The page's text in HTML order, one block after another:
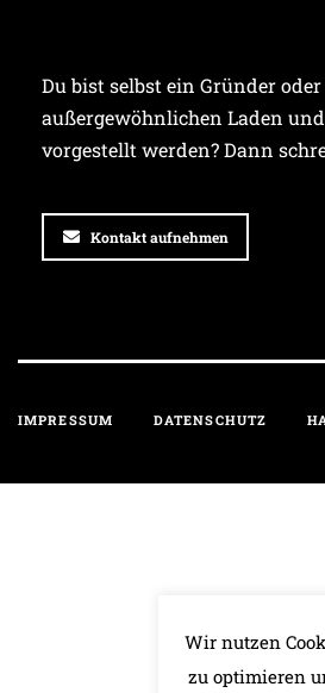
Du bist selbst ein Gründer
außergewöhnlichen Laden
vorgestellt werden? Dann
Kontakt aufnehmen
IMPRESSUM DATENSCHUTZ
Wir nutzen
zu optimieren